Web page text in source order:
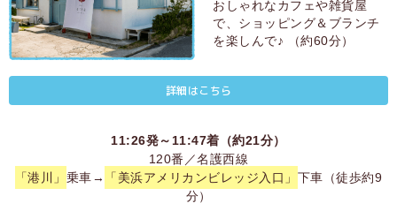
おしゃれなカフェや雑貨屋
で、ショッピング＆ブランチ
を楽しんで♪ （約60分）
詳細はこちら
11:26発～11:47着（約21分）
120番／名護西線
「港川」 乗車→ 「美浜アメリカンビレッジ入口」 下車（徒歩約9
分）